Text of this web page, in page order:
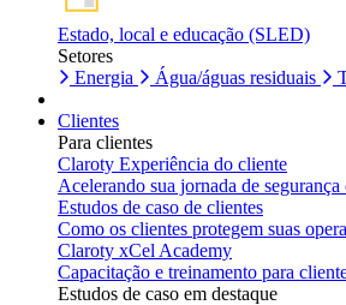
Estado, local e educação (SLED)
Setores
Energia
Água/águas residuais
Clientes
Para clientes
Claroty Experiência do cliente
Acelerando sua jornada de
Estudos de caso de clientes
Como os clientes protegem suas
Claroty xCel Academy
Capacitação e treinamento para
Estudos de caso em destaque